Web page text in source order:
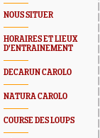
NOUS SITUER
HORAIRES ET LIEUX
D'ENTRAINEMENT
DECARUN CAROLO
NATURA CAROLO
COURSE DES LOUPS